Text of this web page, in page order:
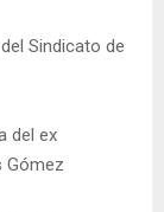
Sindicato de
del ex
Gómez